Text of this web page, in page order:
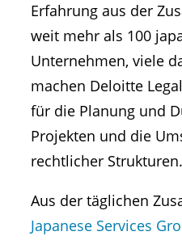
Erfahrung aus der
weit mehr als 100
Unternehmen, viele
machen Deloitte
für die Planung und
Projekten und die
rechtlicher Strukturen.
Aus der täglichen
Japanese Services